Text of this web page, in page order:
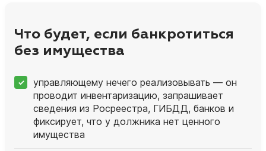
Что будет, если банкротиться
без имущества
управляющему нечего реализовывать — он
проводит инвентаризацию, запрашивает
сведения из Росреестра, ГИБДД, банков и
фиксирует, что у должника нет ценного
имущества